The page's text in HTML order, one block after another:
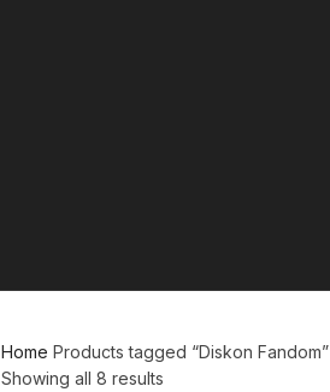
Home Products tagged “Diskon Fandom”
Showing all 8 resultsSorted